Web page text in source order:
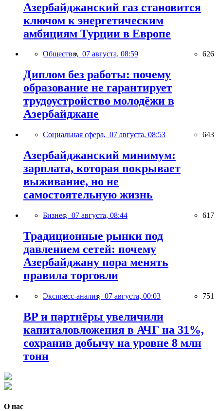
Азербайджанский газ становится
ключом к энергетическим
амбициям Турции в Европе
Общество, 07 августа, 08:59 626
Диплом без работы: почему
образование не гарантирует
трудоустройство молодёжи в
Азербайджане
Социальная сфера, 07 августа, 08:53 643
Азербайджанский минимум:
зарплата, которая покрывает
выживание, но не
самостоятельную жизнь
Бизнес, 07 августа, 08:44 617
Традиционные рынки под
давлением сетей: почему
Азербайджану пора менять
правила торговли
Экспресс-анализ, 07 августа, 00:03 751
BP и партнёры увеличили
капиталовложения в АЧГ на 31%,
сохранив добычу на уровне 8 млн
тонн
О нас